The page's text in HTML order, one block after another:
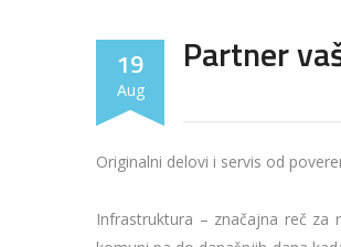
19
Aug
Partner
Originalni delovi i servis od
Infrastruktura – značajna reč